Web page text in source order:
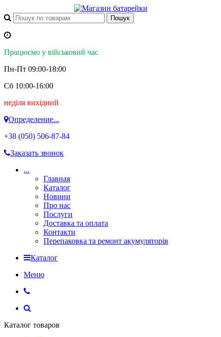
Працюємо у військовий час
Пн-Пт 09:00-18:00
Сб 10:00-16:00
неділя вихідний
Определение...
+38 (050) 506-87-84
Заказать звонок
...
Главная
Каталог
Новини
Про нас
Послуги
Доставка та оплата
Контакти
Перепаковка та ремонт акумуляторів
Каталог
Меню
Каталог товаров